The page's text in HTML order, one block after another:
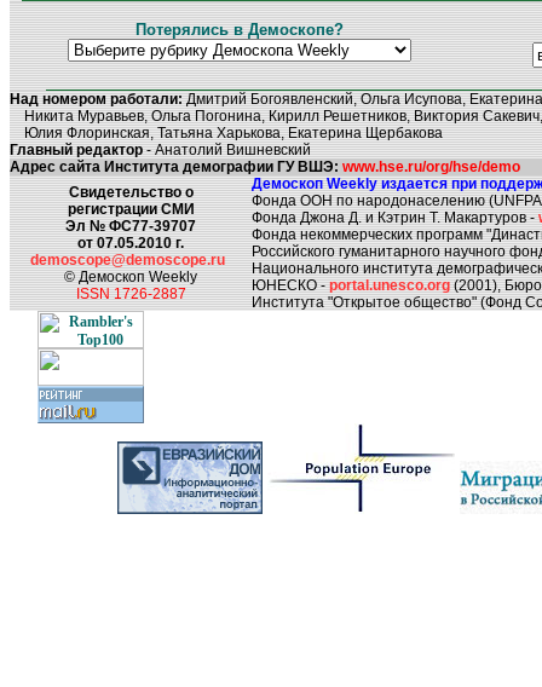
Потерялись в Демоскопе?
Над номером работали:Дмитрий Богоявленский, Ольга Исупова,
Никита Муравьев, Ольга Погонина, Кирилл Решетников, Виктория
Юлия Флоринская, Татьяна Харькова, Екатерина Щербакова
Главный редактор- Анатолий Вишневский
Адрес сайта Института демографии ГУ ВШЭ: www.hse.ru/org/hse/demo
Свидетельство о
регистрации СМИ
Эл № ФС77-39707
от 07.05.2010 г.
demoscope@demoscope.ru
© Демоскоп Weekly
ISSN 1726-2887
Демоскоп Weekly издается при
Фонда ООН по народонаселению
Фонда Джона Д. и Кэтрин Т. Макартуров -
Фонда некоммерческих программ
Российского гуманитарного научного
Национального института
ЮНЕСКО -portal.unesco.org(2001),
Института "Открытое общество" (Фонд